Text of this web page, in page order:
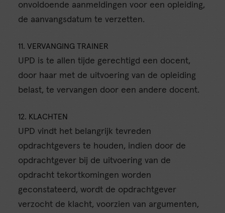
onvoldoende aanmeldingen voor een opleiding,
de aanvangsdatum te verzetten.
11. VERVANGING TRAINER
UPD is te allen tijde gerechtigd een docent,
door haar met de uitvoering van de opleiding
belast, te vervangen door een andere docent.
12. KLACHTEN
UPD vindt het belangrijk tevreden
opdrachtgevers te houden, indien door de
opdrachtgever bij de uitvoering van de
opdracht tekortkomingen worden
geconstateerd, wordt de opdrachtgever
verzocht de klacht, voorzien van argumenten,